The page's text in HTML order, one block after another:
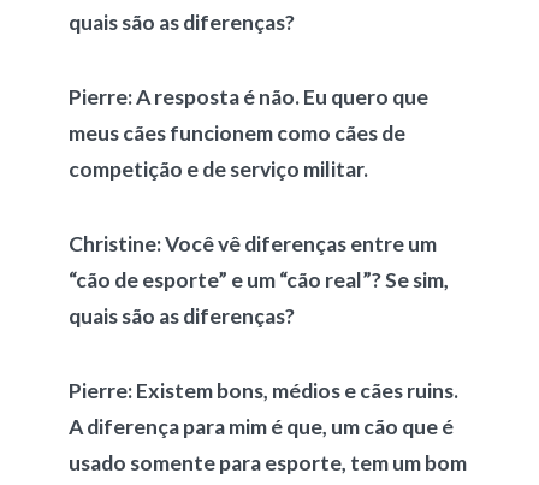
quais são as diferenças?
Pierre:A resposta é não. Eu quero que
meus cães funcionem como cães de
competição e de serviço militar.
Christine:Você vê diferenças entre um
“cão de esporte” e um “cão real”? Se sim,
quais são as diferenças?
Pierre:Existem bons, médios e cães ruins.
A diferença para mim é que, um cão que é
usado somente para esporte, tem um bom